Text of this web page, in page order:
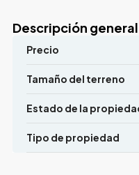
Descripción
Precio
Tamaño del terreno
Estado de la
Tipo de propiedad